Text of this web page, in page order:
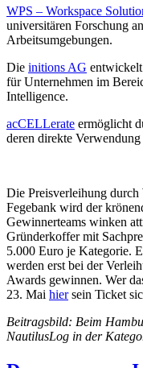
WPS – Workspace
universitären Forschung
Arbeitsumgebungen.
Die initions AG
für Unternehmen im
Intelligence.
acCELLerate ermöglicht
deren direkte
Die Preisverleihung durch
Fegebank wird der
Gewinnerteams winken
Gründerkoffer mit
5.000 Euro je Kategorie.
werden erst bei der
Awards gewinnen. Wer
23. Mai hiersein Ticket
Beitragsbild: Beim
NautilusLog in der